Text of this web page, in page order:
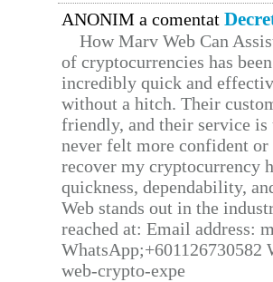
ANONIM a comentat
How Marv Web Can
of cryptocurrencies has
incredibly quick and
without a hitch. Their
friendly, and their service
never felt more confident
recover my cryptocurrency
quickness, dependability,
Web stands out in the
reached at: Email address:
web-crypto-expe